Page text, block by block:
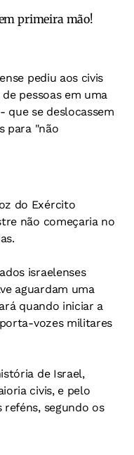
primeira mão!
pediu aos civis
pessoas em uma
que se deslocassem
para "não
do Exército
não começaria no
israelenses
aguardam uma
quando iniciar a
vozes militares
de Israel,
civis, e pelo
reféns, segundo os